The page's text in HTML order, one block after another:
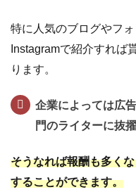
リ
イ
ト
稼
ぐ
料テ
ンプ
特に人気のブログやフ
Instagramで紹介すれば
ります。
企業によっては広
門のライターに抜
そうなれば報酬も多く
することができます。